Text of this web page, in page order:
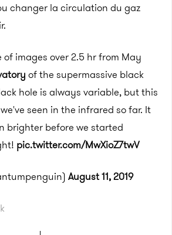
changer la circulation du gaz
of images over 2.5 hr from May
of the supermassive black
hole is always variable, but this
seen in the infrared so far. It
brighter before we started
pic.twitter.com/MwXioZ7twV
August 11, 2019